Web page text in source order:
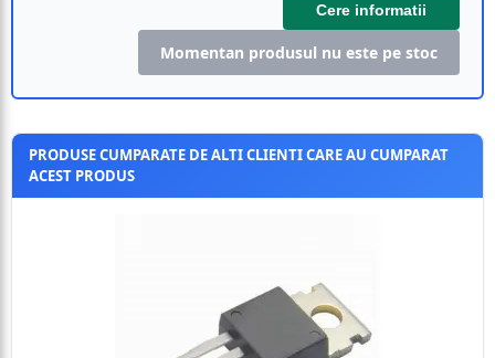
Cere informatii
Momentan produsul nu este pe stoc
PRODUSE CUMPARATE DE ALTI CLIENTI CARE AU CUMPARAT
ACEST PRODUS